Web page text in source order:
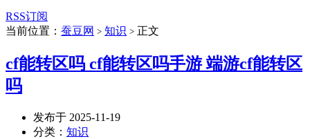
RSS订阅
当前位置： 蚕豆网 > 知识 > 正文
cf能转区吗 cf能转区吗手游 端游cf能转区
吗
发布于 2025-11-19
分类： 知识